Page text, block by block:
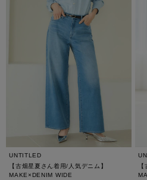
UNTITLED
【古畑星夏さん着用/人気デニム】
MAKE×DENIM WIDE